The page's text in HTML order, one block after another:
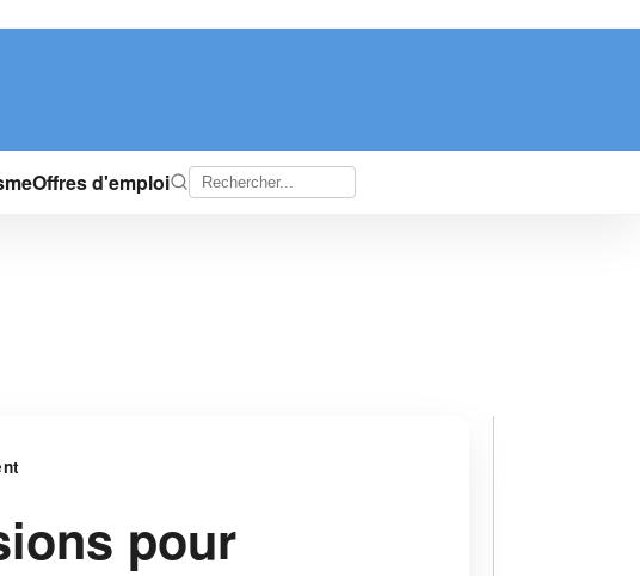
Offres d'emploi
pour